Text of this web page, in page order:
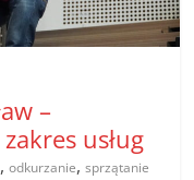
–
usług
,odkurzanie,sprzątanie